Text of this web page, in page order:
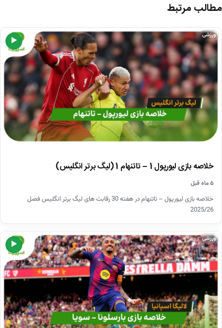
مطالب مرتبط
▶
ورزشی
خلاصه بازی لیورپول 1 – تاتنهام 1 (لیگ برتر انگلیس)
۵ ماه قبل
خلاصه بازی لیورپول – تاتنهام در هفته 30 رقابت های لیگ برتر انگلیس فصل
2025/26
▶
ورزشی